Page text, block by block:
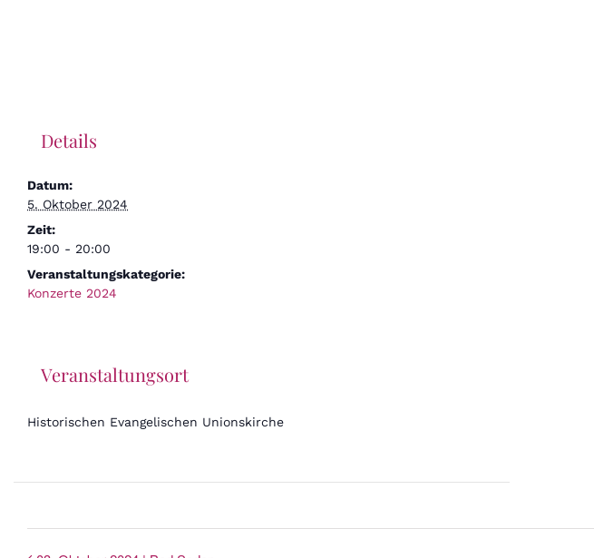
Details
Datum:
5. Oktober 2024
Zeit:
19:00 - 20:00
Veranstaltungskategorie:
Konzerte 2024
Veranstaltungsort
Historischen Evangelischen Unionskirche